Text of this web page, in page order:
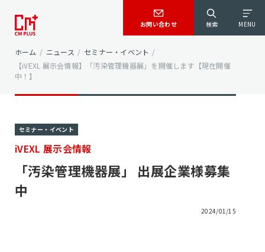
検索 MENU
お問い合わせ
ホーム / ニュース / セミナー・イベント /
【iVEXL 展示会情報】「汚染管理機器展」を開催します【現在開催
中！】
セミナー・イベント
iVEXL 展示会情報
「汚染管理機器展」 出展企業様募集
中
2024/01/15